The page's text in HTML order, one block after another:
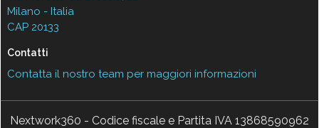
Milano - Italia
CAP 20133
Contatti
Contatta il nostro team per maggiori informazioni
Nextwork360 - Codice fiscale e Partita IVA 13868590962